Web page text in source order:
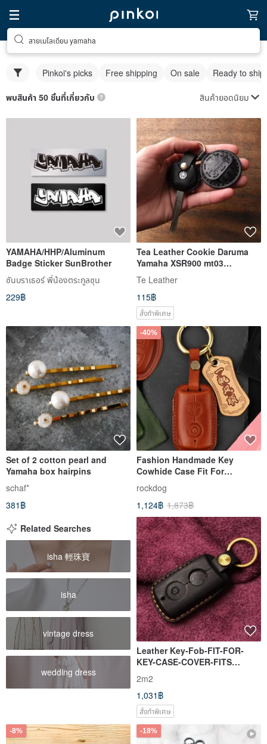
สายเมโลเดียน yamaha
Pinkoi's picks Free shipping On sale Ready to ship
พบสินค้า 50 ชิ้นที่เกี่ยวกับ สินค้ายอดนิยม
YAMAHA/HHP/Aluminum
Badge Sticker SunBrother
ซันบราเธอร์ พี่น้องตระกูลซุน
229฿
Tea Leather Cookie Daruma
Yamaha XSR900 mt03
Motorcycle Key Case Mt. Fuji
Custom
Te Leather
115฿
สั่งทำพิเศษ
Set of 2 cotton pearl and
Yamaha box hairpins
schaf*
381฿
-40%
Fashion Handmade Key
Cowhide Case Fit For
YAMAHA X-MAX T-MAX XMAX
Brown
rockdog
1,124฿ 1,873฿
Related Searches
isha 輕珠寶
isha
vintage dress
wedding dress
Leather Key-Fob-FIT-FOR-
KEY-CASE-COVER-FITS
2m2
1,031฿
สั่งทำพิเศษ
-8% -18%